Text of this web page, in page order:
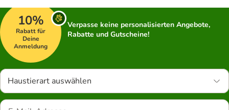
10%
Rabatt für
Deine
Anmeldung
Verpasse keine personalisierten Angebote,
Rabatte und Gutscheine!
Haustierart auswählen